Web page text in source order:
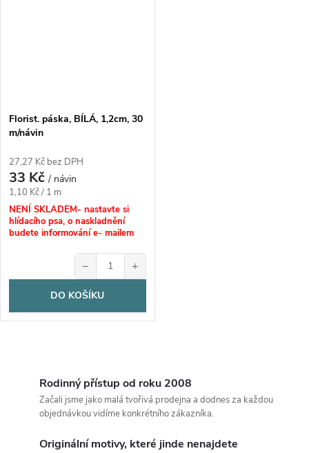
Florist. páska, BÍLÁ, 1,2cm, 30
m/návin
27,27 Kč bez DPH
33 Kč/ návin
Měrná
cena:
1,10 Kč / 1 m
NENÍ SKLADEM- nastavte si
hlídacího psa, o naskladnění
budete informování e- mailem
− +
DO KOŠÍKU
Rodinný přístup od roku 2008
Začali jsme jako malá tvořivá prodejna a dodnes za každou
objednávkou vidíme konkrétního zákazníka.
Originální motivy, které jinde nenajdete